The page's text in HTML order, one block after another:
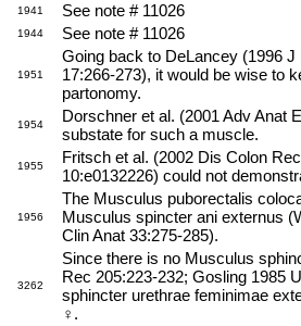
1941 See note # 11026
1944 See note # 11026
1951
Going back to DeLancey (1996
17:266-273), it would be wise to
partonomy.
1954
Dorschner et al. (2001 Adv Anat
substate for such a muscle.
1955
Fritsch et al. (2002 Dis Colon
10:e0132226) could not
1956
The Musculus puborectalis
Musculus spincter ani externus
Clin Anat 33:275-285).
3262
Since there is no Musculus
Rec 205:223-232; Gosling 1985
sphincter urethrae feminimae
♀.